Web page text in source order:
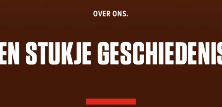
OVER ONS.
STUKJE